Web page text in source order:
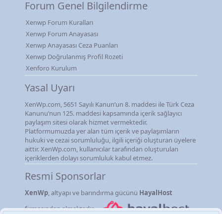
Forum Genel Bilgilendirme
Xenwp Forum Kuralları
Xenwp Forum Anayasası
Xenwp Anayasası Ceza Puanları
Xenwp Doğrulanmış Profil Rozeti
Xenforo Kurulum
Yasal Uyarı
XenWp.com, 5651 Sayılı Kanun’un 8. maddesi ile Türk Ceza
Kanunu’nun 125. maddesi kapsamında içerik sağlayıcı
paylaşım sitesi olarak hizmet vermektedir.
Platformumuzda yer alan tüm içerik ve paylaşımların
hukuki ve cezai sorumluluğu, ilgili içeriği oluşturan üyelere
aittir. XenWp.com, kullanıcılar tarafından oluşturulan
içeriklerden dolayı sorumluluk kabul etmez.
Resmi Sponsorlar
XenWp, altyapı ve barındırma gücünü HayalHost
firmasından almaktadır.